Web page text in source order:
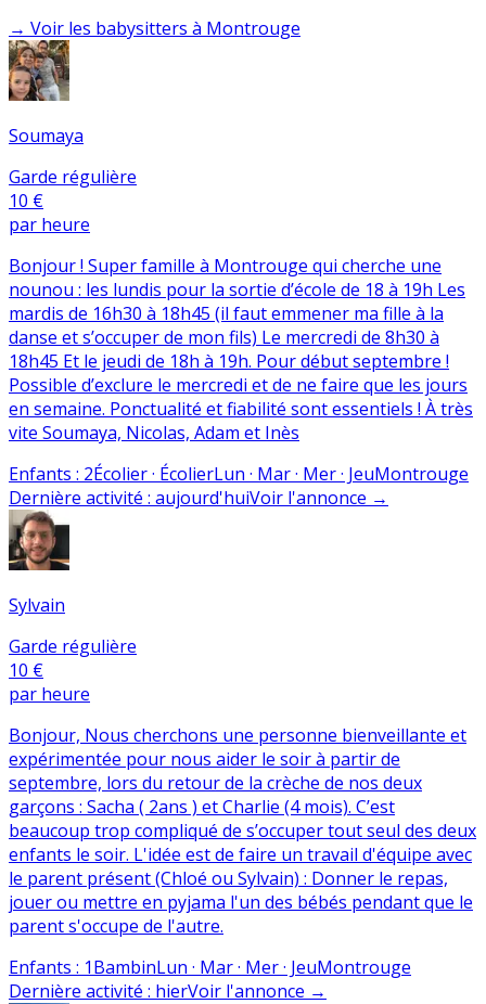
→ Voir les babysitters à Montrouge
Soumaya
Garde régulière
10 €
par heure
Bonjour ! Super famille à Montrouge qui cherche une
nounou : les lundis pour la sortie d’école de 18 à 19h Les
mardis de 16h30 à 18h45 (il faut emmener ma fille à la
danse et s’occuper de mon fils) Le mercredi de 8h30 à
18h45 Et le jeudi de 18h à 19h. Pour début septembre !
Possible d’exclure le mercredi et de ne faire que les jours
en semaine. Ponctualité et fiabilité sont essentiels ! À très
vite Soumaya, Nicolas, Adam et Inès
Enfants : 2Écolier · ÉcolierLun · Mar · Mer · JeuMontrouge
Dernière activité : aujourd'huiVoir l'annonce →
Sylvain
Garde régulière
10 €
par heure
Bonjour, Nous cherchons une personne bienveillante et
expérimentée pour nous aider le soir à partir de
septembre, lors du retour de la crèche de nos deux
garçons : Sacha ( 2ans ) et Charlie (4 mois). C’est
beaucoup trop compliqué de s’occuper tout seul des deux
enfants le soir. L'idée est de faire un travail d'équipe avec
le parent présent (Chloé ou Sylvain) : Donner le repas,
jouer ou mettre en pyjama l'un des bébés pendant que le
parent s'occupe de l'autre.
Enfants : 1BambinLun · Mar · Mer · JeuMontrouge
Dernière activité : hierVoir l'annonce →